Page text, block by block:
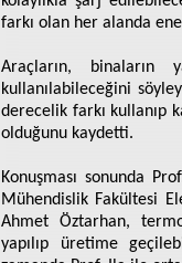
farkı olan her alanda
Araçların,
kullanılabileceğini
derecelik farkı kullanıp
olduğunu kaydetti.
Konuşması sonunda
Mühendislik Fakültesi
Ahmet Öztarhan,
yapılıp üretime